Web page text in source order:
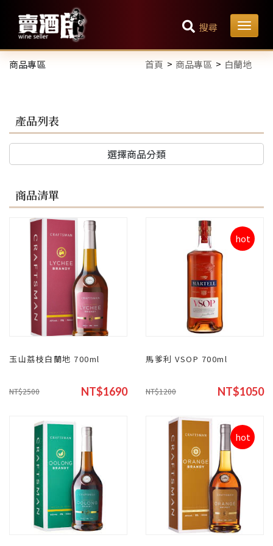
搜尋
商品專區 首頁 商品專區 白蘭地
產品列表
選擇商品分類
商品清單
玉山荔枝白蘭地 700ml
NT$2500 NT$1690
hot
馬爹利 VSOP 700ml
NT$1200 NT$1050
hot